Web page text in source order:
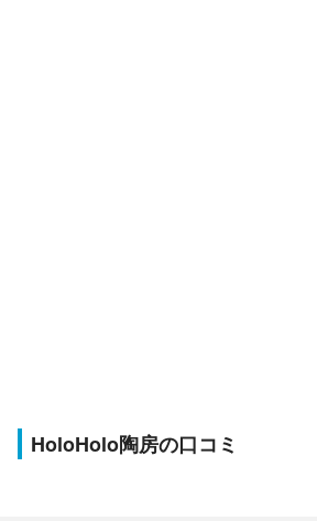
HoloHolo陶房の口コミ